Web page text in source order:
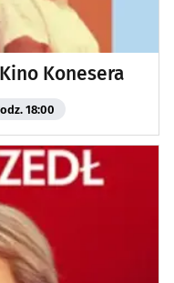
Konesera
18:00